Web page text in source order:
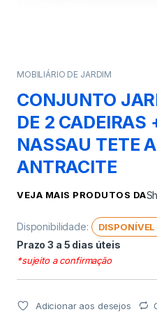
MOBILIÁRIO DE JARDIM
CONJUNTO
DE 2 CADEIRAS
NASSAU TETE
ANTRACITE
VEJA MAIS PRODUTOS DA
Disponibilidade:
Prazo 3 a 5 dias úteis
*sujeito a confirmação
Adicionar aos desejos